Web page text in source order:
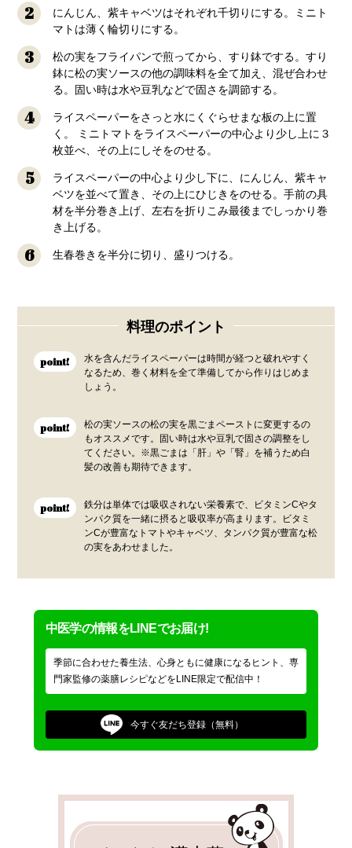
2
にんじん、紫キャベツはそれぞれ千切りにする。ミニト
マトは薄く輪切りにする。
3
松の実をフライパンで煎ってから、すり鉢でする。すり
鉢に松の実ソースの他の調味料を全て加え、混ぜ合わせ
る。固い時は水や豆乳などで固さを調節する。
4
ライスペーパーをさっと水にくぐらせまな板の上に置
く。 ミニトマトをライスペーパーの中心より少し上に３
枚並べ、その上にしそをのせる。
5
ライスペーパーの中心より少し下に、にんじん、紫キャ
ベツを並べて置き、その上にひじきをのせる。手前の具
材を半分巻き上げ、左右を折りこみ最後までしっかり巻
き上げる。
6 生春巻きを半分に切り、盛りつける。
料理のポイント
point!
水を含んだライスペーパーは時間が経つと破れやすく
なるため、巻く材料を全て準備してから作りはじめま
しょう。
point!
松の実ソースの松の実を黒ごまペーストに変更するの
もオススメです。固い時は水や豆乳で固さの調整をし
てください。※黒ごまは「肝」や「腎」を補うため白
髪の改善も期待できます。
point!
鉄分は単体では吸収されない栄養素で、ビタミンCやタ
ンパク質を一緒に摂ると吸収率が高まります。ビタミ
ンCが豊富なトマトやキャベツ、タンパク質が豊富な松
の実をあわせました。
中医学の情報をLINEでお届け!
季節に合わせた養生法、心身ともに健康になるヒント、専
門家監修の薬膳レシピなどをLINE限定で配信中！
今すぐ友だち登録（無料）